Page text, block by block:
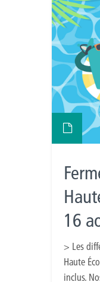
16
> Les
Haute
inclus.